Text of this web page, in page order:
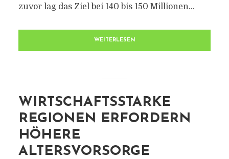
zuvor lag das Ziel bei 140 bis 150 Millionen...
WEITERLESEN
WIRTSCHAFTSSTARKE
REGIONEN ERFORDERN
HÖHERE
ALTERSVORSORGE